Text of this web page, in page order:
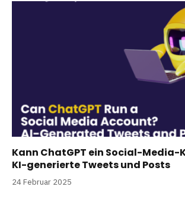
Kann ChatGPT ein Social-Media-
KI-generierte Tweets und Posts
24 Februar 2025